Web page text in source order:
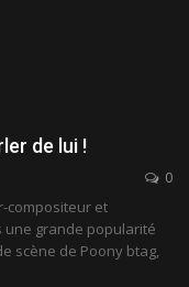
de lui !
0
compositeur et
une grande popularité
scène de Poony btag,